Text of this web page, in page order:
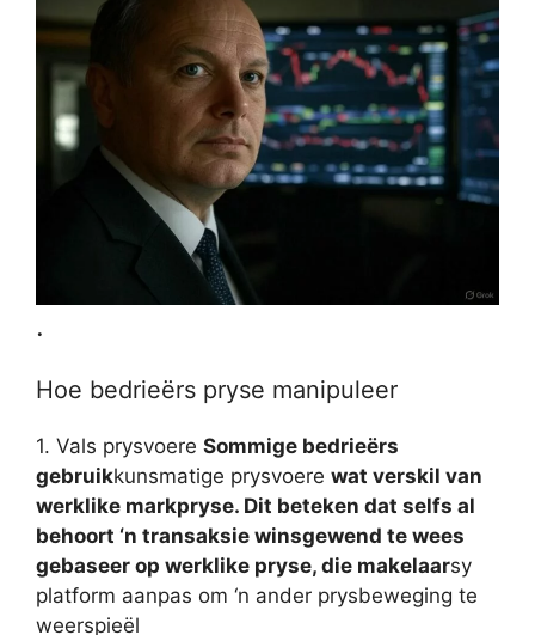
.
Hoe bedrieërs pryse manipuleer
1. Vals prysvoere Sommige bedrieërs
gebruikkunsmatige prysvoere wat verskil van
werklike markpryse. Dit beteken dat selfs al
behoort ‘n transaksie winsgewend te wees
gebaseer op werklike pryse, die makelaarsy
platform aanpas om ‘n ander prysbeweging te
weerspieël